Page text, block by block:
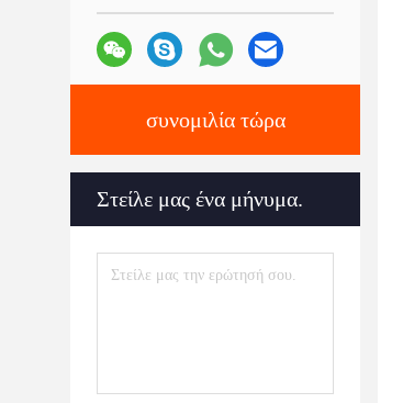
συνομιλία τώρα
Στείλε μας ένα μήνυμα.